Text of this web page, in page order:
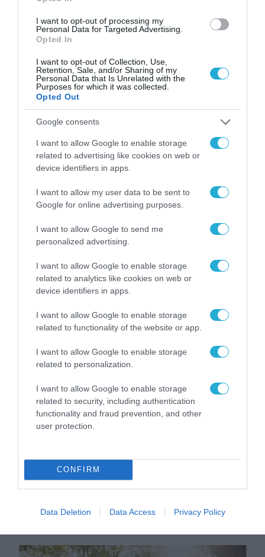
I want to opt-out of processing my
Personal Data for Targeted Advertising.
Opted In
I want to opt-out of Collection, Use,
Retention, Sale, and/or Sharing of my
Personal Data that Is Unrelated with the
Purposes for which it was collected.
Opted Out
Google consents
I want to allow Google to enable storage
related to advertising like cookies on web or
device identifiers in apps.
I want to allow my user data to be sent to
Google for online advertising purposes.
I want to allow Google to send me
personalized advertising.
I want to allow Google to enable storage
related to analytics like cookies on web or
device identifiers in apps.
I want to allow Google to enable storage
related to functionality of the website or app.
I want to allow Google to enable storage
related to personalization.
I want to allow Google to enable storage
related to security, including authentication
functionality and fraud prevention, and other
user protection.
CONFIRM
Data Deletion Data Access Privacy Policy
Η πιο ταξιδιάρικη
βαλίτσα του φετινού
καλοκαιριού έχει την
υπογραφή της Xiaomi
31.07.2026
ΟΛΗ Η ΡΟΗ ΕΙΔΗΣΕΩΝ
ΥΠΗΡΕΣΙΕΣ
Η Freedom24 ανακοινώνει το πρόγραμμα
μηδενικές προμήθειες για τους χρήστες